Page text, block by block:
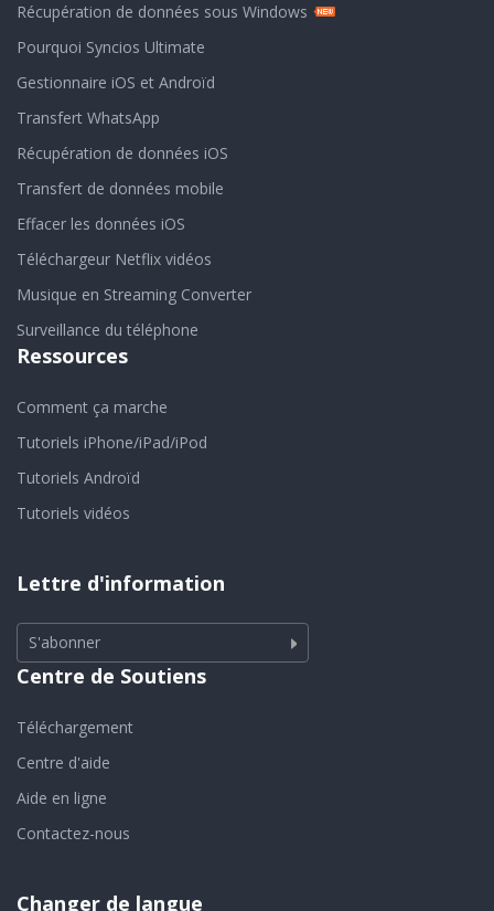
Récupération de données sous Windows
Pourquoi Syncios Ultimate
Gestionnaire iOS et Androïd
Transfert WhatsApp
Récupération de données iOS
Transfert de données mobile
Effacer les données iOS
Téléchargeur Netflix vidéos
Musique en Streaming Converter
Surveillance du téléphone
Ressources
Comment ça marche
Tutoriels iPhone/iPad/iPod
Tutoriels Androïd
Tutoriels vidéos
Lettre d'information
S'abonner
Centre de Soutiens
Téléchargement
Centre d'aide
Aide en ligne
Contactez-nous
Changer de langue